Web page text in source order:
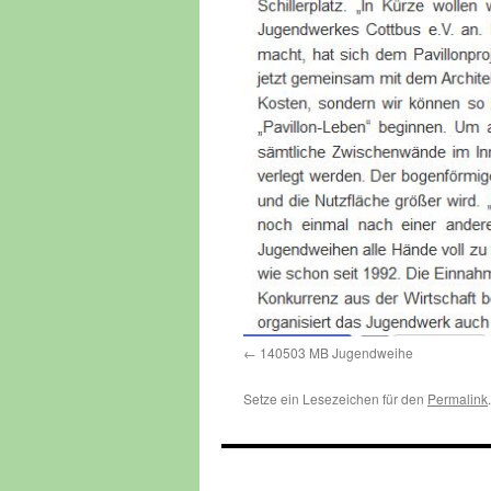
140503 MB Jugendweihe
Setze ein Lesezeichen für den Permalink.